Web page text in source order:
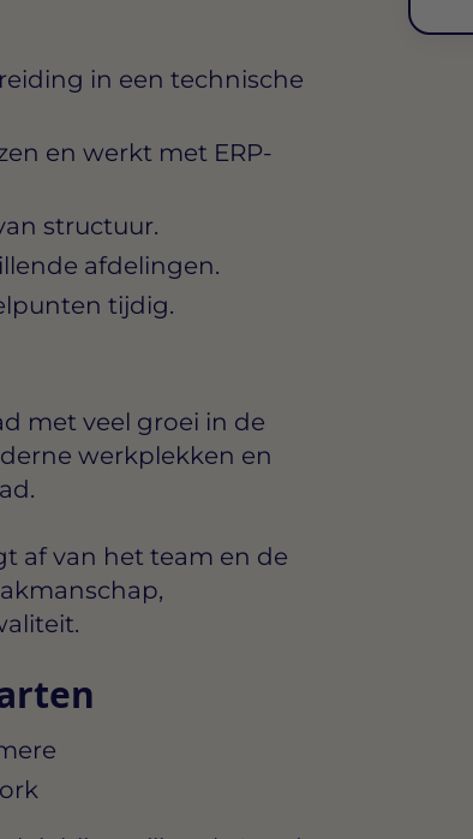
in een technische
en werkt met ERP-
structuur.
afdelingen.
tijdig.
met veel groei in de
werkplekken en
af van het team en de